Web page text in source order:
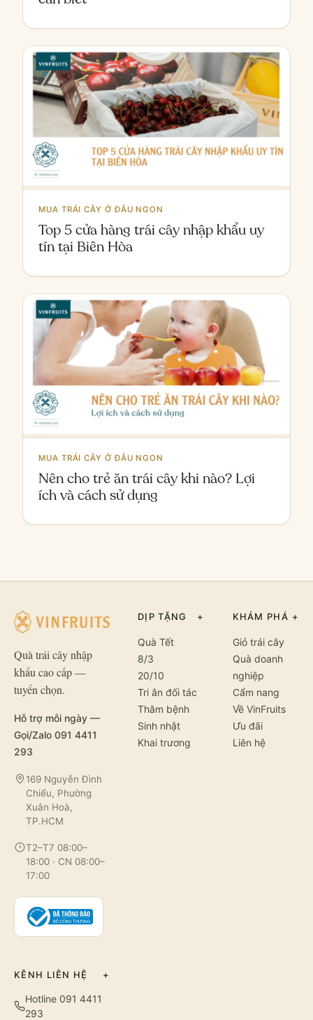
MUA TRÁI CÂY Ở ĐÂU NGON
Top 5 cửa hàng trái cây nhập khẩu uy
tín tại Biên Hòa
MUA TRÁI CÂY Ở ĐÂU NGON
Nên cho trẻ ăn trái cây khi nào? Lợi
ích và cách sử dụng
Quà trái cây nhập
khẩu cao cấp —
tuyển chọn.
Hỗ trợ mỗi ngày —
Gọi/Zalo 091 4411
293
169 Nguyễn Đình
Chiểu, Phường
Xuân Hoà,
TP.HCM
T2–T7 08:00–
18:00 · CN 08:00–
17:00
DỊP TẶNG +
Quà Tết
8/3
20/10
Tri ân đối tác
Thăm bệnh
Sinh nhật
Khai trương
KHÁM PHÁ +
Giỏ trái cây
Quà doanh
nghiệp
Cẩm nang
Về VinFruits
Ưu đãi
Liên hệ
KÊNH LIÊN HỆ +
Hotline 091 4411
293